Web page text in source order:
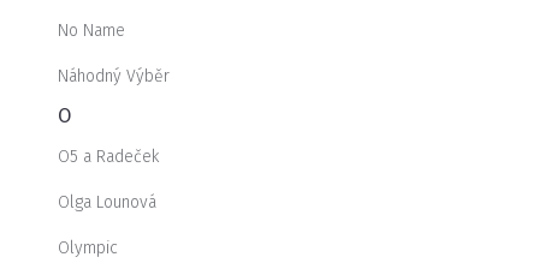
No Name
Náhodný Výběr
O
O5 a Radeček
Olga Lounová
Olympic